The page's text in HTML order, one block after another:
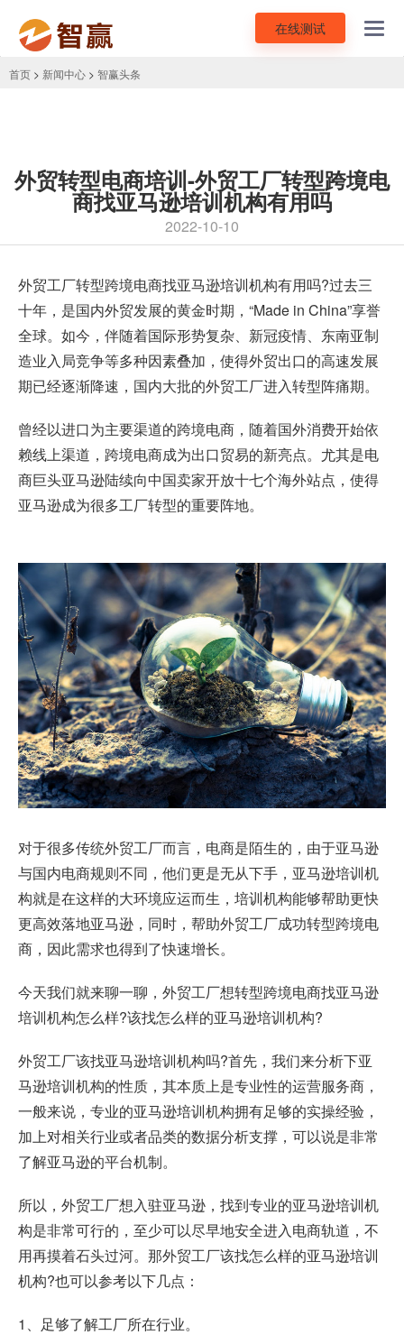
在线测试
首页 > 新闻中心 > 智赢头条
外贸转型电商培训-外贸工厂转型跨境电
商找亚马逊培训机构有用吗
2022-10-10
外贸工厂转型跨境电商找亚马逊培训机构有用吗?过去三
十年，是国内外贸发展的黄金时期，“Made in China”享誉
全球。如今，伴随着国际形势复杂、新冠疫情、东南亚制
造业入局竞争等多种因素叠加，使得外贸出口的高速发展
期已经逐渐降速，国内大批的外贸工厂进入转型阵痛期。
曾经以进口为主要渠道的跨境电商，随着国外消费开始依
赖线上渠道，跨境电商成为出口贸易的新亮点。尤其是电
商巨头亚马逊陆续向中国卖家开放十七个海外站点，使得
亚马逊成为很多工厂转型的重要阵地。
对于很多传统外贸工厂而言，电商是陌生的，由于亚马逊
与国内电商规则不同，他们更是无从下手，亚马逊培训机
构就是在这样的大环境应运而生，培训机构能够帮助更快
更高效落地亚马逊，同时，帮助外贸工厂成功转型跨境电
商，因此需求也得到了快速增长。
今天我们就来聊一聊，外贸工厂想转型跨境电商找亚马逊
培训机构怎么样?该找怎么样的亚马逊培训机构?
外贸工厂该找亚马逊培训机构吗?首先，我们来分析下亚
马逊培训机构的性质，其本质上是专业性的运营服务商，
一般来说，专业的亚马逊培训机构拥有足够的实操经验，
加上对相关行业或者品类的数据分析支撑，可以说是非常
了解亚马逊的平台机制。
所以，外贸工厂想入驻亚马逊，找到专业的亚马逊培训机
构是非常可行的，至少可以尽早地安全进入电商轨道，不
用再摸着石头过河。那外贸工厂该找怎么样的亚马逊培训
机构?也可以参考以下几点：
1、足够了解工厂所在行业。